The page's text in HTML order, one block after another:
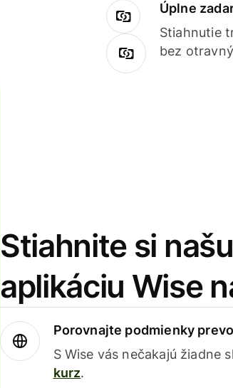
Úplne
Stiahnutie
bez
Stiahnite si
aplikáciu Wise
Porovnajte podmienky
S Wise vás nečakajú žiadne
kurz.